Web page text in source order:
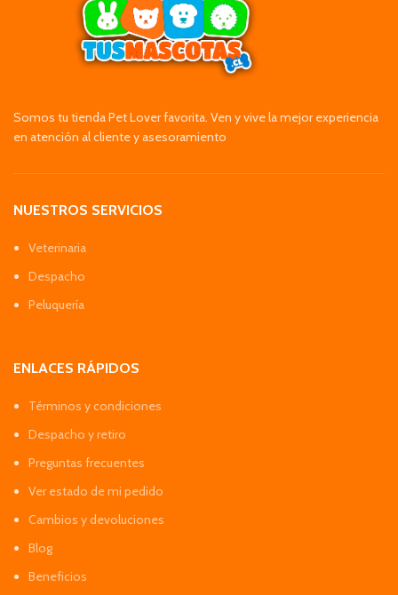
Somos tu tienda Pet Lover favorita. Ven y vive la mejor experiencia
en atención al cliente y asesoramiento
NUESTROS SERVICIOS
Veterinaria
Despacho
Peluquería
ENLACES RÁPIDOS
Términos y condiciones
Despacho y retiro
Preguntas frecuentes
Ver estado de mi pedido
Cambios y devoluciones
Blog
Beneficios